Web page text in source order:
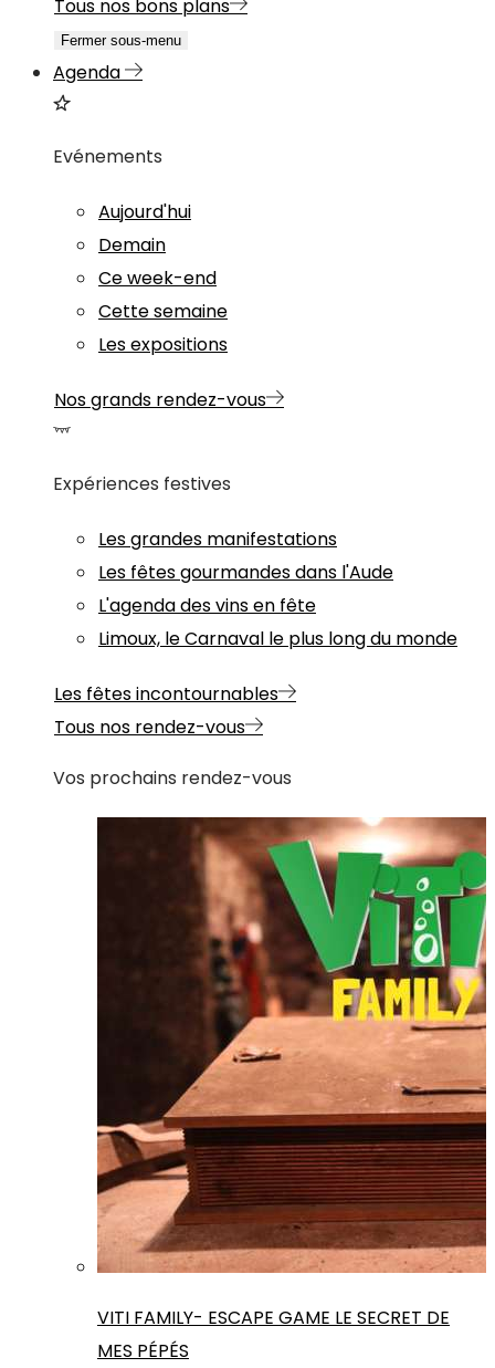
Tous nos bons plans
Fermer sous-menu
Agenda
Evénements
Aujourd'hui
Demain
Ce week-end
Cette semaine
Les expositions
Nos grands rendez-vous
Expériences festives
Les grandes manifestations
Les fêtes gourmandes dans l'Aude
L'agenda des vins en fête
Limoux, le Carnaval le plus long du monde
Les fêtes incontournables
Tous nos rendez-vous
Vos prochains rendez-vous
VITI FAMILY- ESCAPE GAME LE SECRET DE
MES PÉPÉS